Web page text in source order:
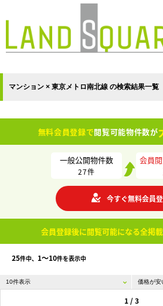
マンション × 東京メトロ南北線 の検索結果一覧
無料会員登録で閲覧可能物件数が
一般公開物件数
27件
会員
今すぐ無料会員
会員登録後に閲覧可能になる全掲
25件中、 1〜10件を表示中
1 / 3